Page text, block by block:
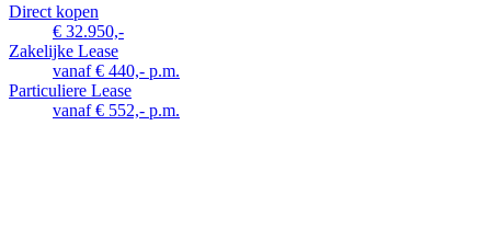
Direct kopen
€ 32.950,-
Zakelijke Lease
vanaf € 440,- p.m.
Particuliere Lease
vanaf € 552,- p.m.